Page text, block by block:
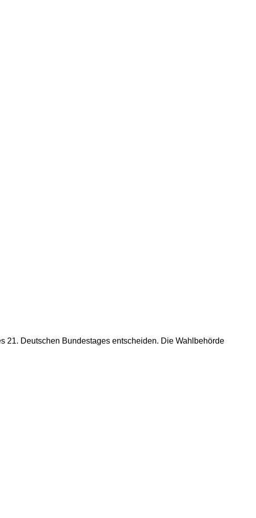
21. Deutschen Bundestages entscheiden. Die Wahlbehörde